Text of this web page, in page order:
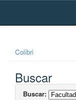
Skip
Colibri
Buscar
Buscar: